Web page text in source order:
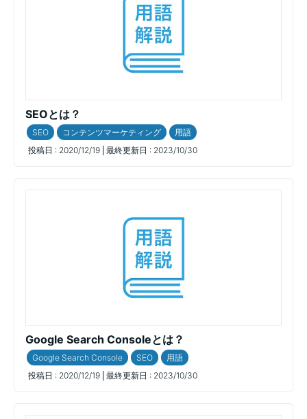
SEOとは？
SEO コンテンツマーケティング
用語
投稿日 : 2020/12/19 最終更新日 : 2023/10/30
Google Search Consoleとは？
Google Search Console SEO
用語
投稿日 : 2020/12/19 最終更新日 : 2023/10/30